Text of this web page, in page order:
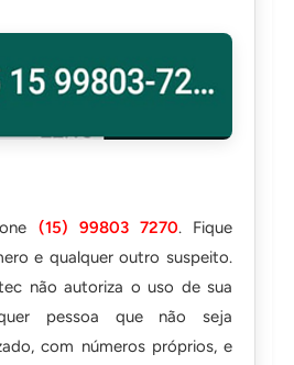
(15) 99803 7270. Fique
e qualquer outro suspeito.
não autoriza o uso de sua
pessoa que não seja
com números próprios, e